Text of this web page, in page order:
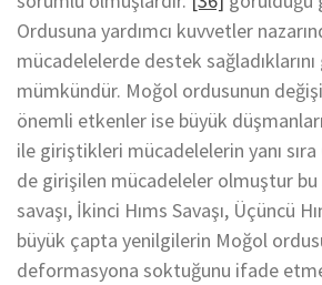
Ordusuna yardımcı kuvvetler
mücadelelerde destek
mümkündür. Moğol ordusunun
önemli etkenler ise büyük
ile giriştikleri mücadelelerin yanı sıra
de girişilen mücadeleler olmuştur
savaşı, İkinci Hıms Savaşı, Üçüncü
büyük çapta yenilgilerin Moğol
deformasyona soktuğunu ifade